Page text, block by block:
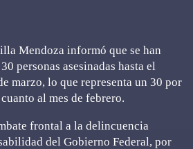
Mendoza informó que se han
personas asesinadas hasta el
marzo, lo que representa un 30 por
al mes de febrero.
frontal a la delincuencia
del Gobierno Federal, por